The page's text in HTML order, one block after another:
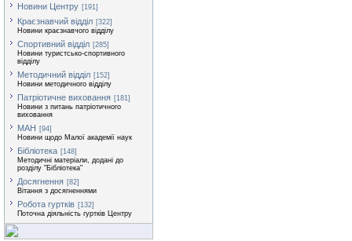
Новини Центру [191]
Краєзнавчий відділ [322]
Новини краєзнавчого відділу
Спортивний відділ [285]
Новини туристсько-спортивного
відділу
Методичний відділ [152]
Новини методичного відділу
Патріотичне виховання [181]
Новини з питань патріотичного
виховання
МАН [94]
Новини щодо Малої академії наук
Бібліотека [148]
Методичні матеріали, додані до
розділу "Бібліотека"
Досягнення [82]
Вітання з досягненнями
Робота гуртків [132]
Поточна діяльність гуртків Центру